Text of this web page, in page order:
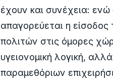
έχουν και συνέχεια:
απαγορεύεται η
πολιτών στις όμορες
υγειονομική λογική,
παραμεθόριων